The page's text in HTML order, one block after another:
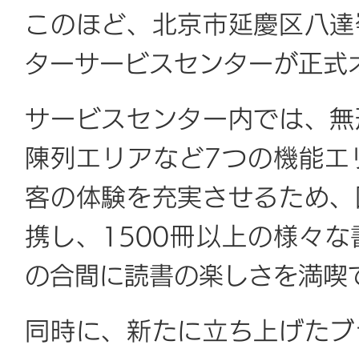
このほど、北京市延慶区八
ターサービスセンターが正式
サービスセンター内では、
陳列エリアなど7つの機能
客の体験を充実させるため
携し、1500冊以上の様々な
の合間に読書の楽しさを満
同時に、新たに立ち上げた